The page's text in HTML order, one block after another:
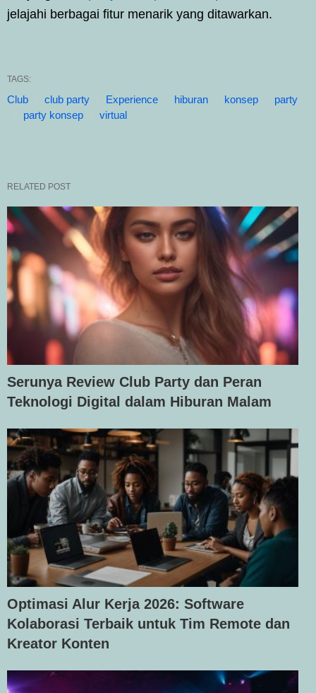
jelajahi berbagai fitur menarik yang ditawarkan.
TAGS:
Club club party Experience hiburan konsep
party
party konsep
virtual
RELATED POST
Serunya Review Club Party dan Peran
Teknologi Digital dalam Hiburan Malam
Optimasi Alur Kerja 2026: Software
Kolaborasi Terbaik untuk Tim Remote dan
Kreator Konten